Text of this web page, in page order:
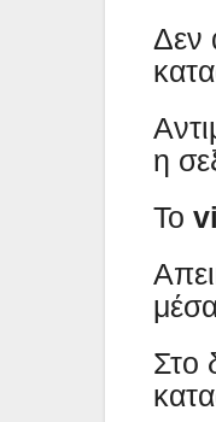
Δεν
η
Το
Στο